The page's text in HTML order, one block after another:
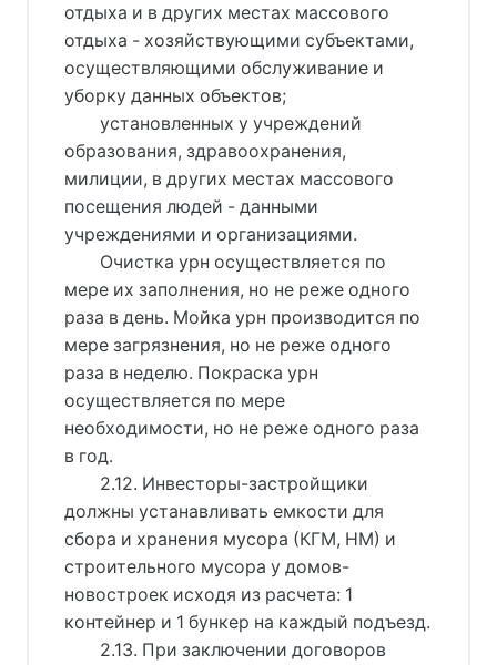
отдыха и в других местах массового
отдыха - хозяйствующими субъектами,
осуществляющими обслуживание и
уборку данных объектов;
установленных у учреждений
образования, здравоохранения,
милиции, в других местах массового
посещения людей - данными
учреждениями и организациями.
Очистка урн осуществляется по
мере их заполнения, но не реже одного
раза в день. Мойка урн производится по
мере загрязнения, но не реже одного
раза в неделю. Покраска урн
осуществляется по мере
необходимости, но не реже одного раза
в год.
2.12. Инвесторы-застройщики
должны устанавливать емкости для
сбора и хранения мусора (КГМ, НМ) и
строительного мусора у домов-
новостроек исходя из расчета: 1
контейнер и 1 бункер на каждый подъезд.
2.13. При заключении договоров